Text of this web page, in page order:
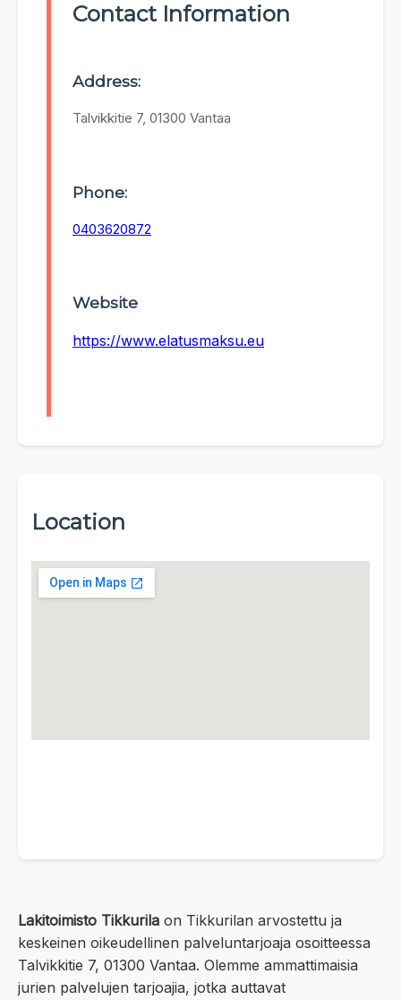
Contact Information
Address:
Talvikkitie 7, 01300 Vantaa
Phone:
0403620872
Website
https://www.elatusmaksu.eu
Location
Lakitoimisto Tikkurila on Tikkurilan arvostettu ja
keskeinen oikeudellinen palveluntarjoaja osoitteessa
Talvikkitie 7, 01300 Vantaa. Olemme ammattimaisia
jurien palvelujen tarjoajia, jotka auttavat